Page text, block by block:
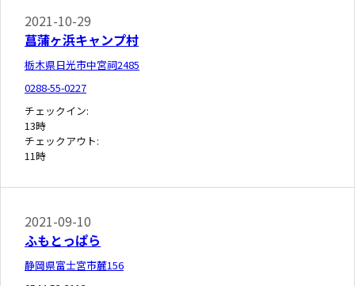
2021-10-29
菖蒲ヶ浜キャンプ村
栃木県日光市中宮祠2485
0288-55-0227
チェックイン:
13時
チェックアウト:
11時
2021-09-10
ふもとっぱら
静岡県富士宮市麓156